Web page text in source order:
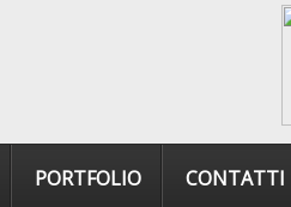
PORTFOLIO CONTATTI